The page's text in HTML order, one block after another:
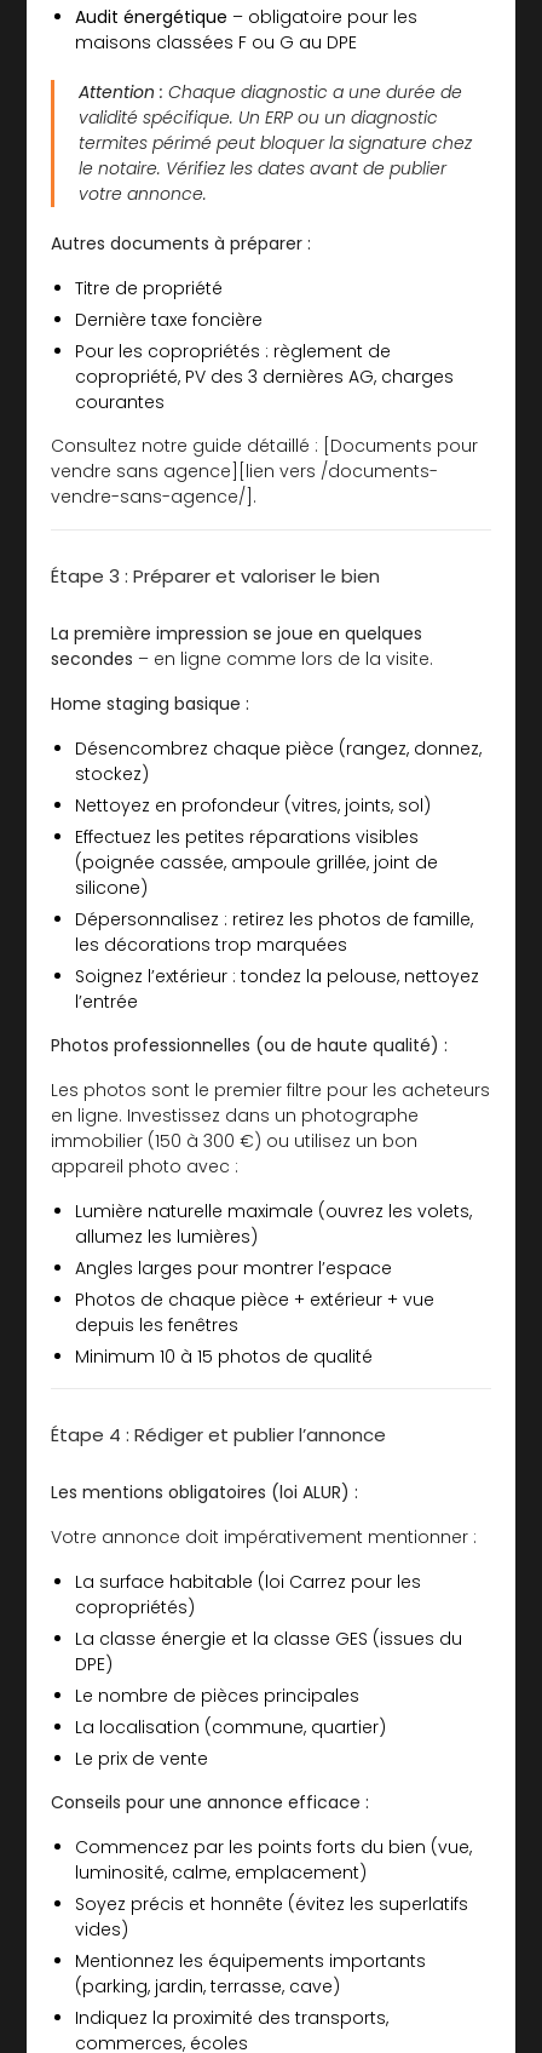
Audit énergétique – obligatoire pour les
maisons classées F ou G au DPE
Attention : Chaque diagnostic a une durée de
validité spécifique. Un ERP ou un diagnostic
termites périmé peut bloquer la signature chez
le notaire. Vérifiez les dates avant de publier
votre annonce.
Autres documents à préparer :
Titre de propriété
Dernière taxe foncière
Pour les copropriétés : règlement de
copropriété, PV des 3 dernières AG, charges
courantes
Consultez notre guide détaillé : [Documents pour
vendre sans agence][lien vers /documents-
vendre-sans-agence/].
Étape 3 : Préparer et valoriser le bien
La première impression se joue en quelques
secondes – en ligne comme lors de la visite.
Home staging basique :
Désencombrez chaque pièce (rangez, donnez,
stockez)
Nettoyez en profondeur (vitres, joints, sol)
Effectuez les petites réparations visibles
(poignée cassée, ampoule grillée, joint de
silicone)
Dépersonnalisez : retirez les photos de famille,
les décorations trop marquées
Soignez l’extérieur : tondez la pelouse, nettoyez
l’entrée
Photos professionnelles (ou de haute qualité) :
Les photos sont le premier filtre pour les acheteurs
en ligne. Investissez dans un photographe
immobilier (150 à 300 €) ou utilisez un bon
appareil photo avec :
Lumière naturelle maximale (ouvrez les volets,
allumez les lumières)
Angles larges pour montrer l’espace
Photos de chaque pièce + extérieur + vue
depuis les fenêtres
Minimum 10 à 15 photos de qualité
Étape 4 : Rédiger et publier l’annonce
Les mentions obligatoires (loi ALUR) :
Votre annonce doit impérativement mentionner :
La surface habitable (loi Carrez pour les
copropriétés)
La classe énergie et la classe GES (issues du
DPE)
Le nombre de pièces principales
La localisation (commune, quartier)
Le prix de vente
Conseils pour une annonce efficace :
Commencez par les points forts du bien (vue,
luminosité, calme, emplacement)
Soyez précis et honnête (évitez les superlatifs
vides)
Mentionnez les équipements importants
(parking, jardin, terrasse, cave)
Indiquez la proximité des transports,
commerces, écoles